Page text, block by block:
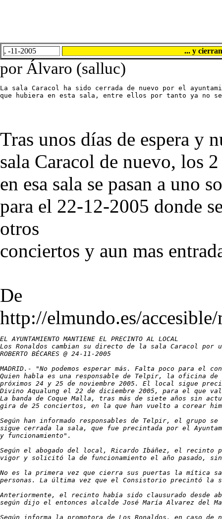
, -11-2005 ... y
por Álvaro (salluc)
La sala Caracol ha sido cerrada de nuevo por el
que hubiera en esta sala, entre ellos por tanto ya no
Tras unos días de espera y
sala Caracol de nuevo, los
en esa sala se pasan a
para el 22-12-2005 donde
otros
conciertos y aun mas
De
http://elmundo.es/
EL AYUNTAMIENTO MANTIENE EL PRECINTO AL LOCAL
Los Ronaldos cambian su directo de la sala Caracol por
ROBERTO BÉCARES @ 24-11-2005
MADRID.- "No podemos esperar más. Falta poco para
Quien habla es una responsable de Telpir, la oficina
próximos 24 y 25 de noviembre 2005. El local sigue
Divino Aqualung el 22 de diciembre 2005, para el que
La banda de Coque Malla, tras más de siete años sin
gira de 25 conciertos, en la que han vuelto a corear
Según han informado responsables de Telpir, el grupo
sigue cerrada la sala, que fue precintada por el
y funcionamiento".
Según el abogado del local, Ricardo Ibáñez, el recinto
vigor y solicitó la de funcionamiento el año pasado,
No es la primera vez que cierra sus puertas la mítica
personas. La última vez que el Consistorio precintó la
Anteriormente, el recinto había sido clausurado desde
según dijo el entonces alcalde José María Alvarez del
Según informa la promotora de Los Ronaldos, en